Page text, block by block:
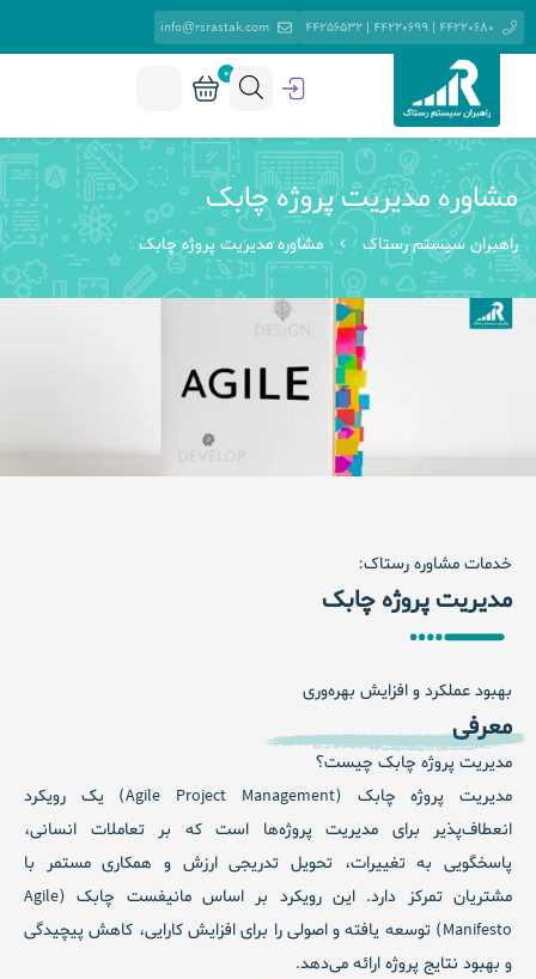
44220680 | 44220699 | 44256532
info@rsrastak.com
0
مشاوره مدیریت پروژه چابک
راهبران سیستم رستاک مشاوره مدیریت پروژه چابک
خدمات مشاوره رستاک:
مدیریت پروژه چابک
بهبود عملکرد و افزایش بهره‌وری
معرفی
مدیریت پروژه چابک چیست؟
مدیریت پروژه چابک (Agile Project Management)
یک رویکرد
انعطاف‌پذیر برای مدیریت پروژه‌ها است که بر تعاملات انسانی،
پاسخگویی به تغییرات، تحویل تدریجی ارزش و همکاری مستمر با
مشتریان تمرکز دارد. این رویکرد بر اساس
مانیفست چابک (Agile
Manifesto) توسعه یافته و اصولی را برای افزایش کارایی، کاهش پیچیدگی
و بهبود نتایج پروژه ارائه می‌دهد.